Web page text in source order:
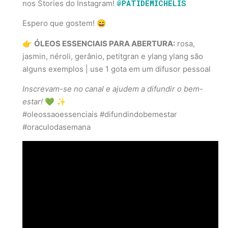
nos Stories do Instagram! @PATIDEMICHELIS
Espero que gostem! 😄
👉 ÓLEOS ESSENCIAIS PARA ABERTURA: rosa,
jasmin, néroli, gerânio, petitgran e ylang ylang são
alguns exemplos | use 1 gota em um difusor pessoal
Inscrevam-se no canal e ajudem a difundir o bem-
estar! 💚 ✨
#oleossaoessenciais #difundindobemestar
#oraculodasemana